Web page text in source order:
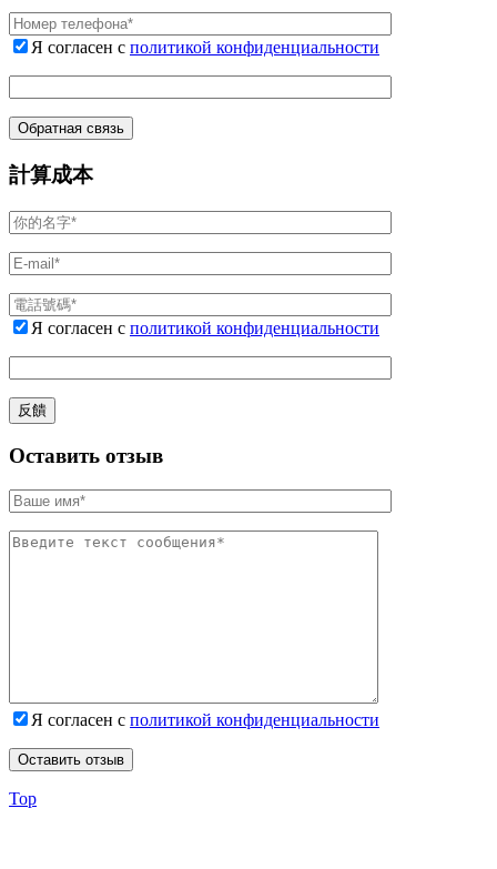
Я согласен с политикой конфиденциальности
計算成本
Я согласен с политикой конфиденциальности
Оставить отзыв
Я согласен с политикой конфиденциальности
Top